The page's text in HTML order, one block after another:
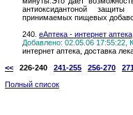
антиоксидантоной
принимаемых пищевых
240. eАптека - интернет
Добавлено: 02.05.06 17:55:22,
интернет аптека, доставка
<<
226-240 241-255 256-270
Полный список